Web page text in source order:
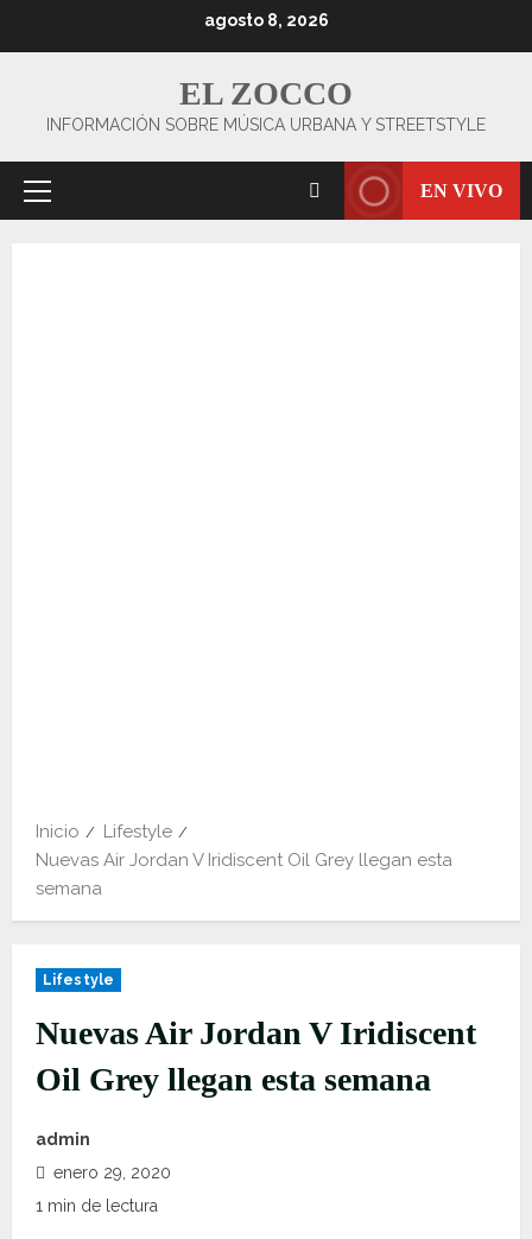
agosto 8, 2026
EL ZOCCO
INFORMACIÓN SOBRE MÚSICA URBANA Y STREETSTYLE
Menú
EN VIVO
Inicio
Lifestyle
Nuevas Air Jordan V Iridiscent Oil Grey llegan esta
semana
Lifestyle
Nuevas Air Jordan V Iridiscent
Oil Grey llegan esta semana
admin
enero 29, 2020
1 min de lectura